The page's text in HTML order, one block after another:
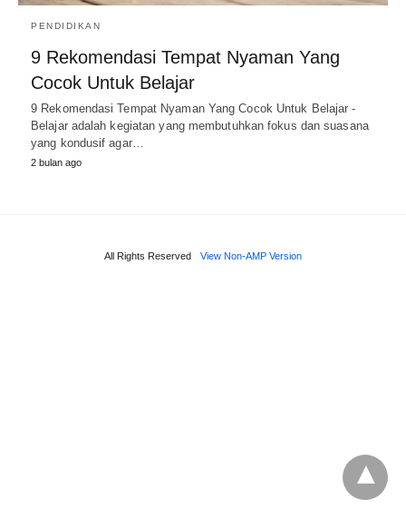
PENDIDIKAN
9 Rekomendasi Tempat Nyaman Yang
Cocok Untuk Belajar
9 Rekomendasi Tempat Nyaman Yang Cocok Untuk Belajar -
Belajar adalah kegiatan yang membutuhkan fokus dan suasana
yang kondusif agar…
2 bulan ago
All Rights Reserved View Non-AMP Version